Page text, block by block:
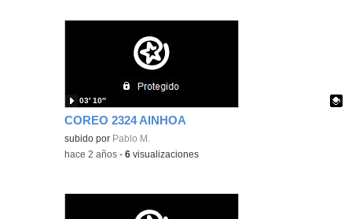
COREO 2324 AINHOA
Contenido educativo.
subido por Pablo M.
03′ 10″
-hace 2 años -6 visualizaciones